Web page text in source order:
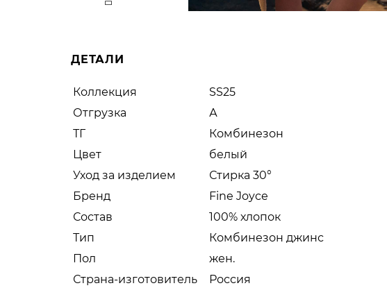
ДЕТАЛИ
Коллекция
SS25
Отгрузка
А
ТГ
Комбинезон
Цвет
белый
Уход за изделием
Стирка 30°
Бренд
Fine Joyce
Состав
100% хлопок
Тип
Комбинезон джинс
Пол
жен.
Страна-изготовитель
Россия